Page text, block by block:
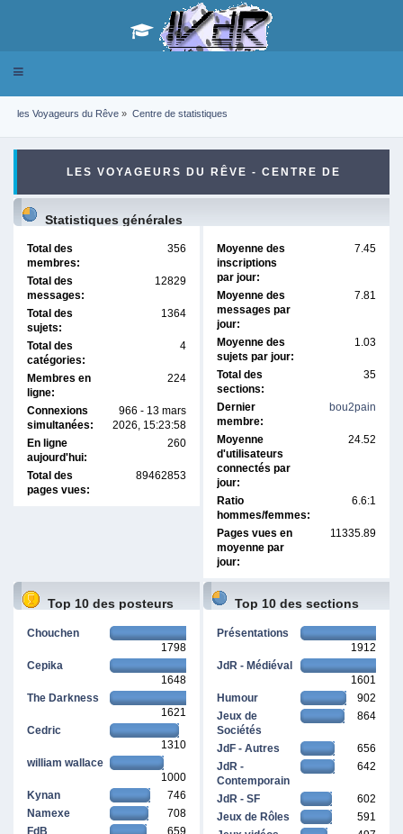
Toggle
les Voyageurs du Rêve » Centre de statistiques
LES VOYAGEURS DU RÊVE - CENTRE DE
STATISTIQUES
Statistiques générales
Total des
membres:
356
Total des
messages:
12829
Total des
sujets:
1364
Total des
catégories:
4
Membres en
ligne:
224
Connexions
simultanées:
966 - 13 mars
2026, 15:23:58
En ligne
aujourd'hui:
260
Total des
pages vues:
89462853
Moyenne des
inscriptions
par jour:
7.45
Moyenne des
messages par
jour:
7.81
Moyenne des
sujets par jour:
1.03
Total des
sections:
35
Dernier
membre:
bou2pain
Moyenne
d'utilisateurs
connectés par
jour:
24.52
Ratio
hommes/femmes:
6.6:1
Pages vues en
moyenne par
jour:
11335.89
Top 10 des posteurs
Chouchen
1798
Cepika
1648
The Darkness
1621
Cedric
1310
william wallace
1000
Kynan
746
Namexe
708
FdB
659
Top 10 des sections
Présentations
1912
JdR - Médiéval
1601
Humour
902
Jeux de
Sociétés
864
JdF - Autres
656
JdR -
Contemporain
642
JdR - SF
602
Jeux de Rôles
591